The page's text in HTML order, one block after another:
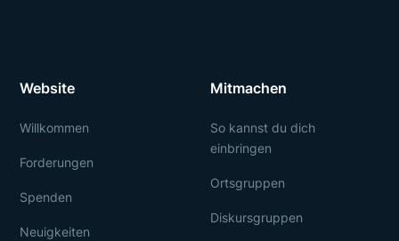
Website
Willkommen
Forderungen
Spenden
Neuigkeiten
Mitmachen
So kannst du dich
einbringen
Ortsgruppen
Diskursgruppen